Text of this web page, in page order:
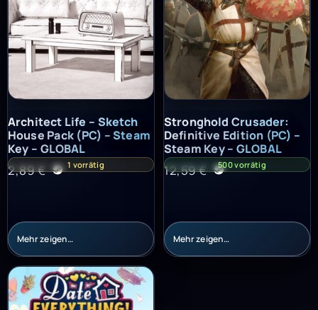
Architect Life – Sketch House Pack (PC) – Steam Key – GLOBAL
Architect Life – Sketch
House Pack (PC) – Steam
Key – GLOBAL
2,89€ 1 vorrätig
Mehr zeigen…
Stronghold Crusader: Definitive
Stronghold Crusader:
Definitive Edition (PC) –
Steam Key – GLOBAL
12,59€ 500 vorrätig
Mehr zeigen…